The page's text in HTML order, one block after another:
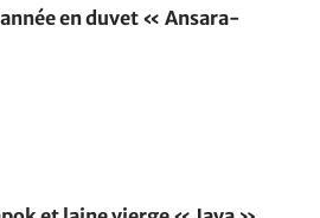
en duvet « Ansara-